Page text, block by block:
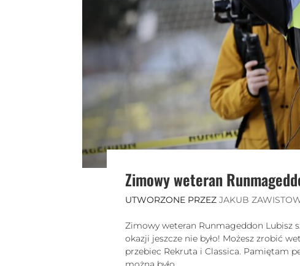
Zimowy weteran
UTWORZONE PRZEZ JAKUB
Zimowy weteran Runmageddon Lubisz
okazji jeszcze nie było! Możesz zrobić
przebiec Rekruta i Classica. Pamiętam